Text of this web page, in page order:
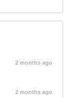
2 months ago
2 months ago